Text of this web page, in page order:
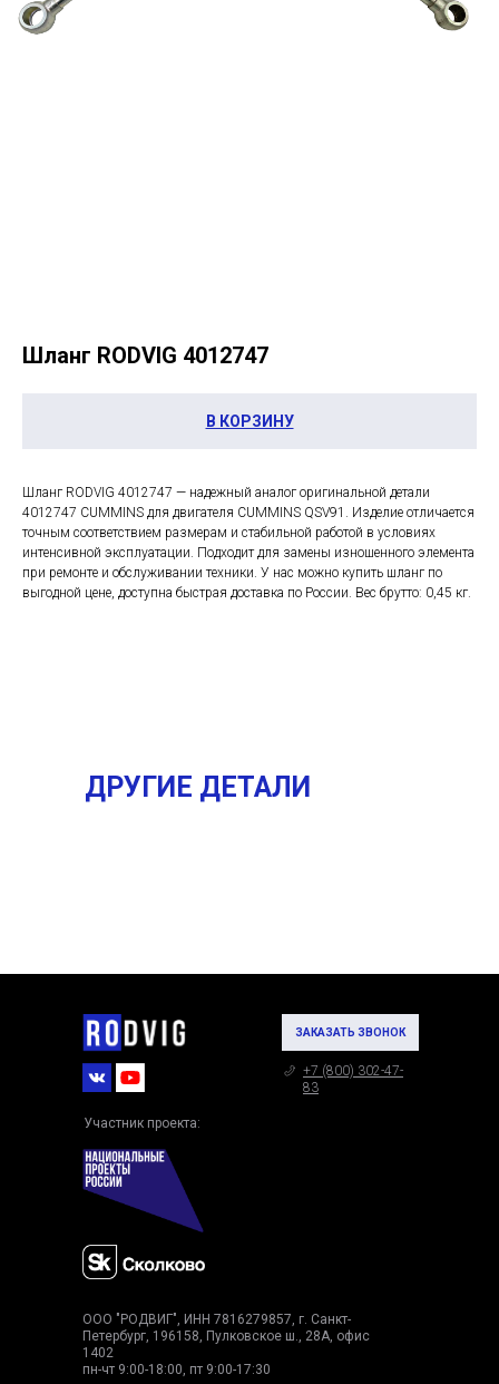
Шланг RODVIG 4012747
В КОРЗИНУ
Шланг RODVIG 4012747 — надежный аналог оригинальной детали
4012747 CUMMINS для двигателя CUMMINS QSV91. Изделие отличается
точным соответствием размерам и стабильной работой в условиях
интенсивной эксплуатации. Подходит для замены изношенного элемента
при ремонте и обслуживании техники. У нас можно купить шланг по
выгодной цене, доступна быстрая доставка по России. Вес брутто: 0,45 кг.
ДРУГИЕ ДЕТАЛИ
ЗАКАЗАТЬ ЗВОНОК
ООО "РОДВИГ", ИНН 7816279857, г. Санкт-
Петербург, 196158, Пулковское ш., 28А, офис
1402
пн-чт 9:00-18:00, пт 9:00-17:30
Участник проекта:
+7 (800) 302-47-
83